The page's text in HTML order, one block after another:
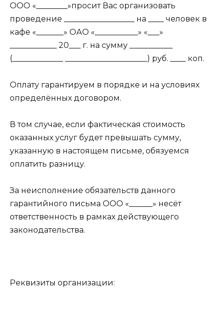
ООО «________»просит Вас организовать
проведение __________________ на ____ человек в
кафе «_______» ОАО «___________» «___»
____________ 20___ г. на сумму ___________
(_____________ _____________________) руб. ____ коп.
Оплату гарантируем в порядке и на условиях
определённых договором.
В том случае, если фактическая стоимость
оказанных услуг будет превышать сумму,
указанную в настоящем письме, обязуемся
оплатить разницу.
За неисполнение обязательств данного
гарантийного письма ООО «______» несёт
ответственность в рамках действующего
законодательства.
Реквизиты организации: